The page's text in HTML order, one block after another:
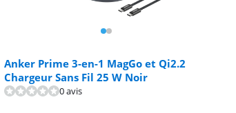
Anker Prime 3-en-1 MagGo et Qi2.2
Chargeur Sans Fil 25 W Noir
0 avis